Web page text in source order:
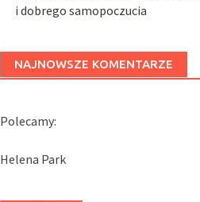
i dobrego samopoczucia
NAJNOWSZE KOMENTARZE
Polecamy:
Helena Park